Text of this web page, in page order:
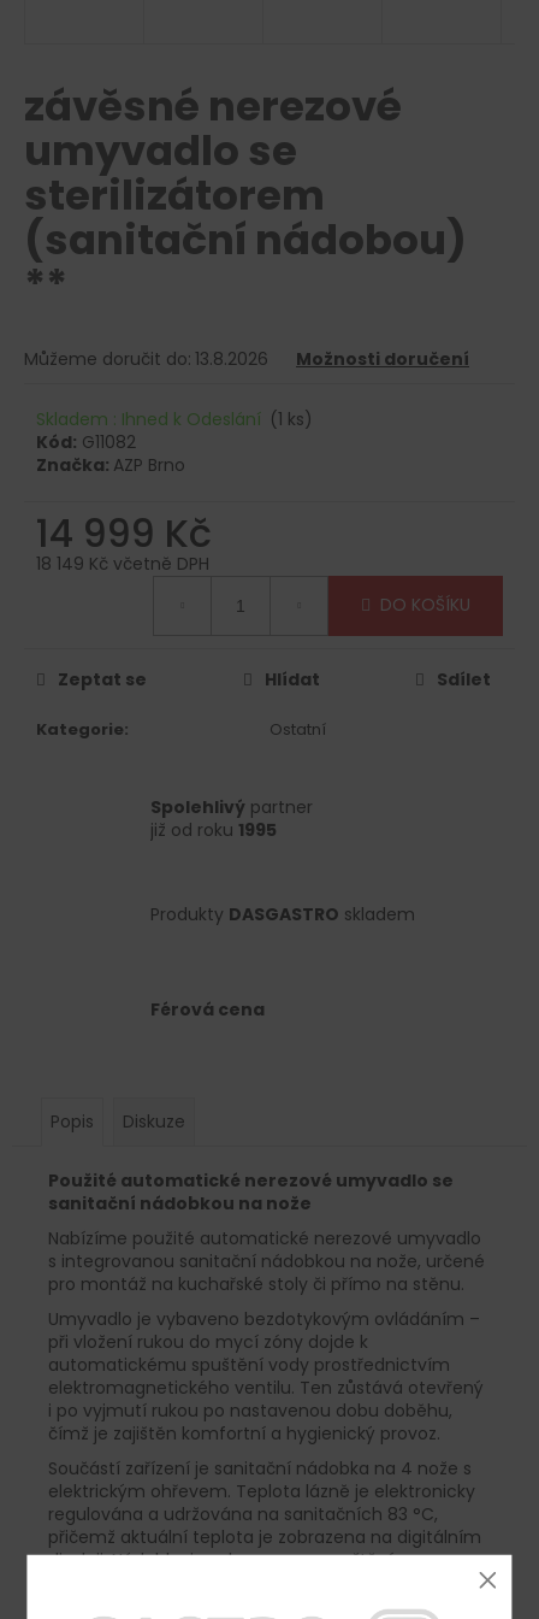
závěsné nerezové
umyvadlo se
sterilizátorem
(sanitační nádobou)
**
Můžeme doručit do: 13.8.2026 Možnosti doručení
Skladem : Ihned k Odeslání (1 ks)
Kód: G11082
Značka: AZP Brno
14 999 Kč
18 149 Kč včetně DPH
DO KOŠÍKU
Kategorie: Ostatní
Zeptat se Hlídat Sdílet
Spolehlivý partner
již od roku 1995
Produkty DASGASTRO skladem
Férová cena
Popis Diskuze
Použité automatické nerezové umyvadlo se
sanitační nádobkou na nože
Nabízíme použité automatické nerezové umyvadlo
s integrovanou sanitační nádobkou na nože, určené
pro montáž na kuchařské stoly či přímo na stěnu.
Umyvadlo je vybaveno bezdotykovým ovládáním –
při vložení rukou do mycí zóny dojde k
automatickému spuštění vody prostřednictvím
elektromagnetického ventilu. Ten zůstává otevřený
i po vyjmutí rukou po nastavenou dobu doběhu,
čímž je zajištěn komfortní a hygienický provoz.
Součástí zařízení je sanitační nádobka na 4 nože s
elektrickým ohřevem. Teplota lázně je elektronicky
regulována a udržována na sanitačních 83 °C,
přičemž aktuální teplota je zobrazena na digitálním
displeji. Nádobka je vybavena napouštěcím a
maximální hladiny a bezpečnostními prvky proti
í
t
?
o
p
o
u
u
e